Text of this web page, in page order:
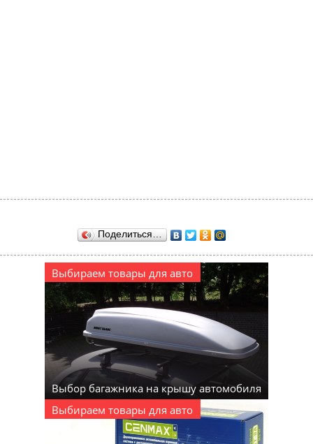
Поделиться…
Выбираем товары для авто
Выбор багажника на крышу автомобиля
Выбираем товары для авто